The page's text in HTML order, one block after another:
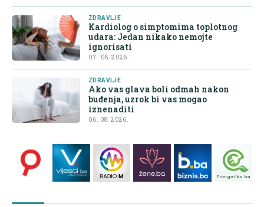
ZDRAVLJE
Kardiolog o simptomima toplotnog
udara: Jedan nikako nemojte
ignorisati
07. 08. 2026.
ZDRAVLJE
Ako vas glava boli odmah nakon
buđenja, uzrok bi vas mogao
iznenaditi
06. 08. 2026.